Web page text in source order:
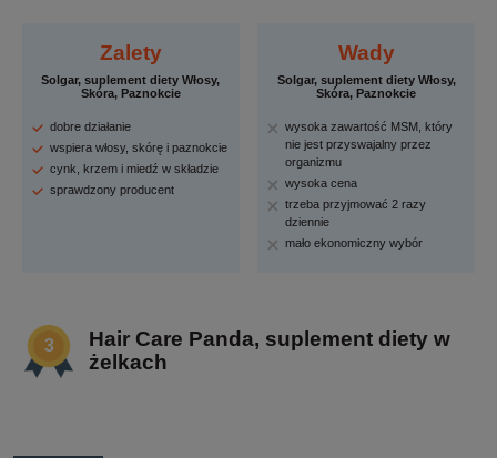
Zalety
Solgar, suplement diety Włosy,
Skóra, Paznokcie
dobre działanie
wspiera włosy, skórę i paznokcie
cynk, krzem i miedź w składzie
sprawdzony producent
Wady
Solgar, suplement diety Włosy,
Skóra, Paznokcie
wysoka zawartość MSM, który
nie jest przyswajalny przez
organizmu
wysoka cena
trzeba przyjmować 2 razy
dziennie
mało ekonomiczny wybór
Hair Care Panda, suplement diety w
żelkach